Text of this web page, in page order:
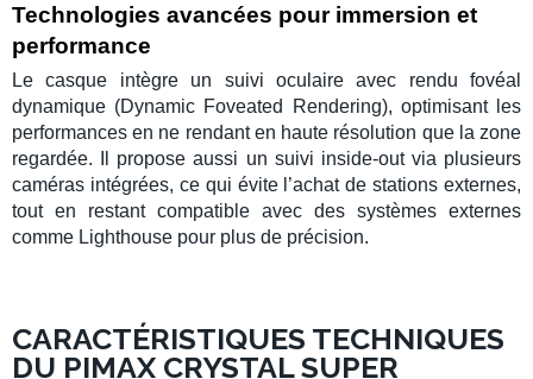
Technologies avancées pour immersion et
performance
Le casque intègre un suivi oculaireavec rendu fovéal
dynamique (Dynamic Foveated Rendering), optimisant les
performances en ne rendant en haute résolution que la zone
regardée. Il propose aussi un suivi inside-out via plusieurs
caméras intégrées, ce qui évite l’achat de stations externes,
tout en restant compatible avec des systèmes externes
comme Lighthouse pour plus de précision.
CARACTÉRISTIQUES TECHNIQUES
DU PIMAX CRYSTAL SUPER